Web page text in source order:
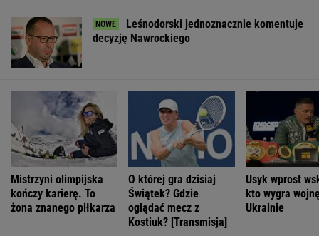
Leśnodorski jednoznacznie komentuje
decyzję Nawrockiego
Mistrzyni olimpijska
kończy karierę. To
żona znanego piłkarza
O której gra dzisiaj
Świątek? Gdzie
oglądać mecz z
Kostiuk? [Transmisja]
Usyk wprost
kto wygra
Ukrainie